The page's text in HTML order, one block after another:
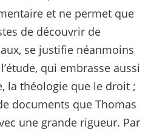
et ne permet que
de découvrir de
se justifie néanmoins
qui embrasse aussi
la théologie que le droit ;
documents que Thomas
une grande rigueur. Par